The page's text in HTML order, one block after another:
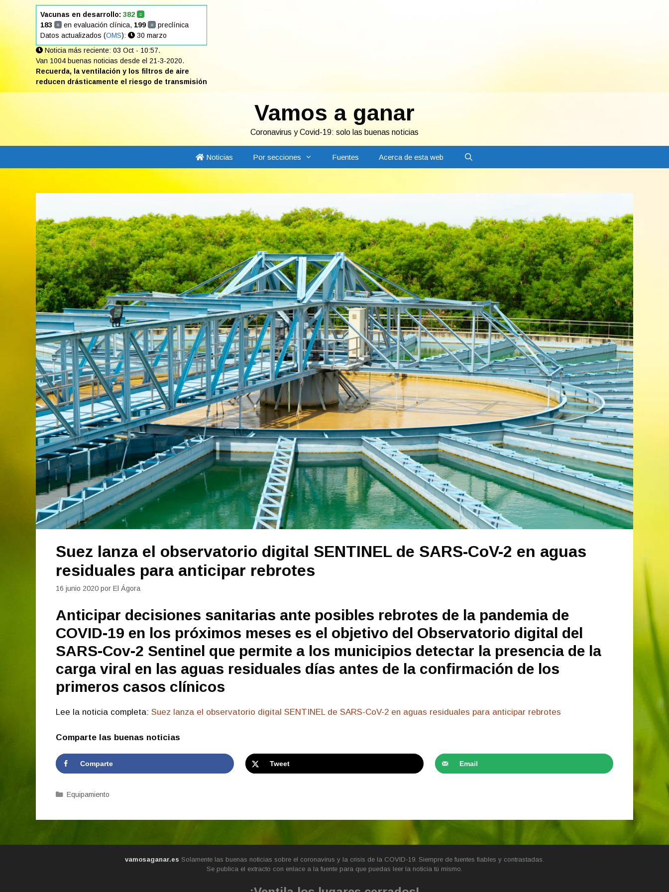
Vacunas en desarrollo: 382 =
183 = en evaluación clínica, 199 = preclínica
Datos actualizados (OMS):
30 marzo
Noticia más reciente: 03 Oct - 10:57.
Van 1004 buenas noticias desde el 21-3-2020.
Recuerda, la ventilación y los filtros de aire
reducen drásticamente el riesgo de transmisión
Vamos a ganar
Coronavirus y Covid-19: solo las buenas noticias
Noticias Por secciones Fuentes Acerca de esta web
Suez lanza el observatorio digital SENTINEL de SARS-CoV-2 en aguas
residuales para anticipar rebrotes
16 junio 2020 por El Ágora
Anticipar decisiones sanitarias ante posibles rebrotes de la pandemia de
COVID-19 en los próximos meses es el objetivo del Observatorio digital del
SARS-Cov-2 Sentinel que permite a los municipios detectar la presencia de la
carga viral en las aguas residuales días antes de la confirmación de los
primeros casos clínicos
Lee la noticia completa: Suez lanza el observatorio digital SENTINEL de SARS-CoV-2 en aguas residuales para anticipar rebrotes
Comparte las buenas noticias
Comparte Tweet Email
Categorías
Equipamiento
vamosaganar.es Solamente las buenas noticias sobre el coronavirus y la crisis de la COVID-19. Siempre de fuentes fiables y contrastadas.
Se publica el extracto con enlace a la fuente para que puedas leer la noticia tú mismo.